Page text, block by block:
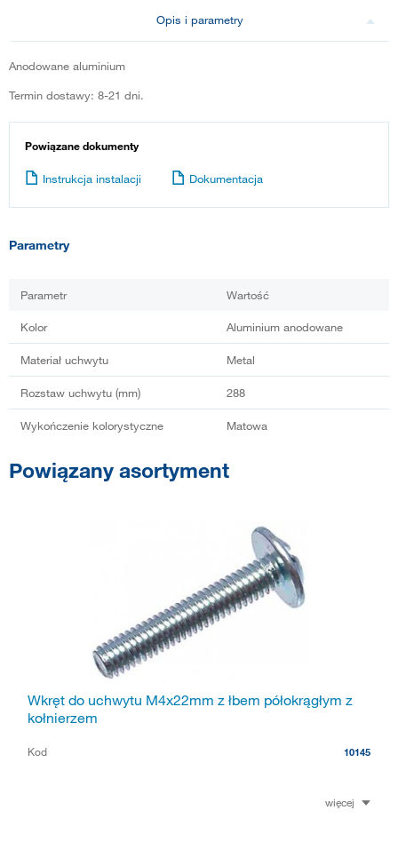
Opis i parametry
Anodowane aluminium
Termin dostawy: 8-21 dni.
Powiązane dokumenty
Instrukcja instalacji Dokumentacja
Parametry
Parametr Wartość
Kolor Aluminium anodowane
Materiał uchwytu Metal
Rozstaw uchwytu (mm) 288
Wykończenie kolorystyczne Matowa
Powiązany asortyment
Wkręt do uchwytu M4x22mm z łbem półokrągłym z
kołnierzem
Kod 10145
więcej